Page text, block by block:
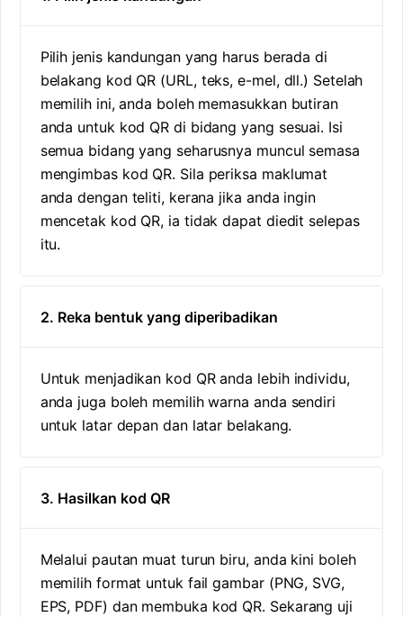
Pilih jenis kandungan yang harus berada di
belakang kod QR (URL, teks, e-mel, dll.) Setelah
memilih ini, anda boleh memasukkan butiran
anda untuk kod QR di bidang yang sesuai. Isi
semua bidang yang seharusnya muncul semasa
mengimbas kod QR. Sila periksa maklumat
anda dengan teliti, kerana jika anda ingin
mencetak kod QR, ia tidak dapat diedit selepas
itu.
2. Reka bentuk yang diperibadikan
Untuk menjadikan kod QR anda lebih individu,
anda juga boleh memilih warna anda sendiri
untuk latar depan dan latar belakang.
3. Hasilkan kod QR
Melalui pautan muat turun biru, anda kini boleh
memilih format untuk fail gambar (PNG, SVG,
EPS, PDF) dan membuka kod QR. Sekarang uji